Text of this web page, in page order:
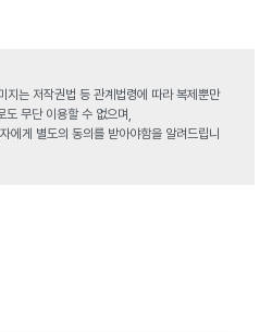
지는 저작권법 등 관계법령에 따라 복제뿐만
무단 이용할 수 없으며,
에게 별도의 동의를 받아야함을 알려드립니